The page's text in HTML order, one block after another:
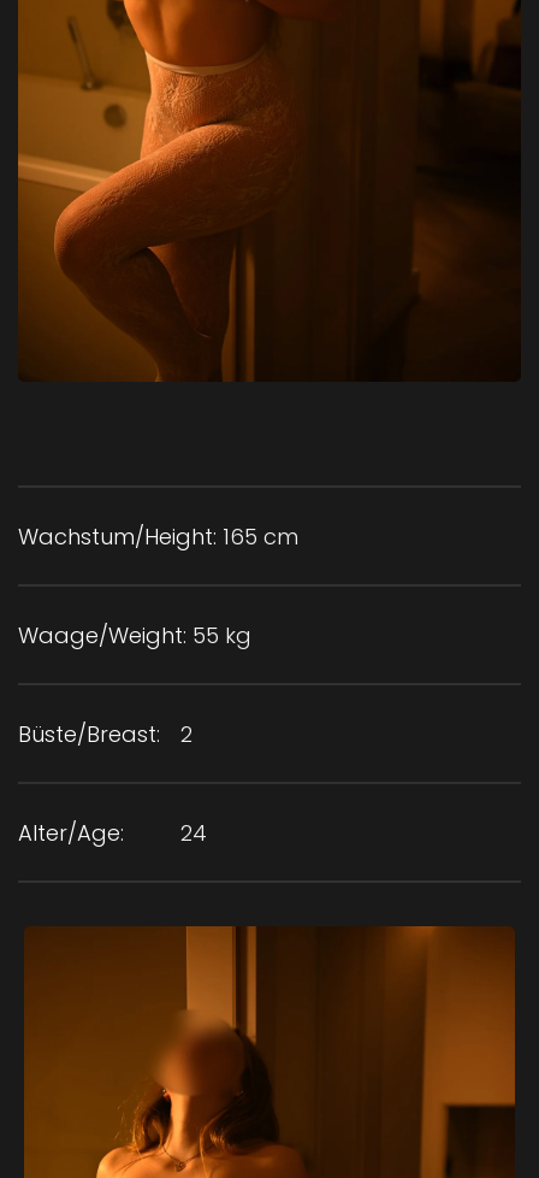
Wachstum/Height: 165 cm
Waage/Weight: 55 kg
Büste/Breast: 2
Alter/Age: 24